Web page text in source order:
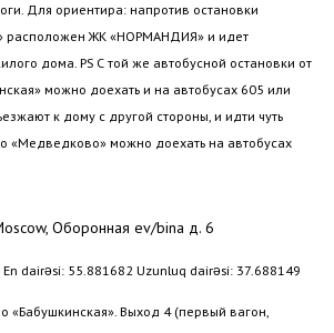
Для ориентира: напротив остановки
расположен ЖК «НОРМАНДИЯ» и идет
дома. PS С той же автобусной остановки от
можно доехать и на автобусах 605 или
к дому с другой стороны, и идти чуть
«Медведково» можно доехать на автобусах
Оборонная ev/bina д. 6
En dairəsi: 55.881682 Uzunluq dairəsi: 37.688149
«Бабушкинская». Выход 4 (первый вагон,